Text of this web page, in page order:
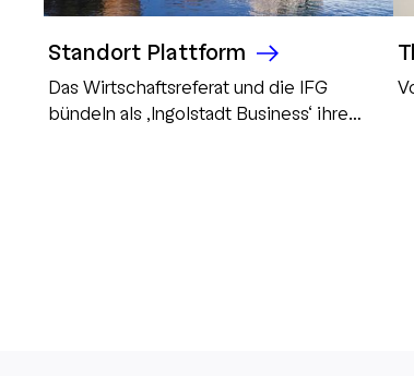
Standort Plattform
Das Wirtschaftsreferat und die IFG
bündeln als ‚Ingolstadt Business‘ ihre